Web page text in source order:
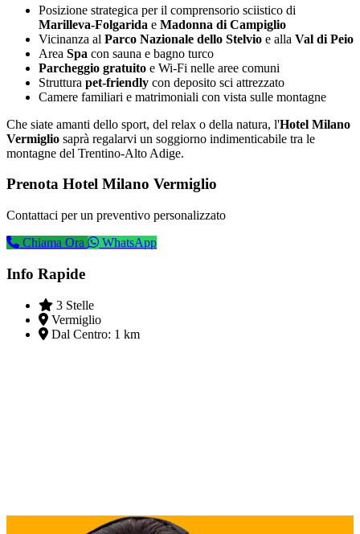
Posizione strategica per il comprensorio sciistico di
Marilleva-Folgarida e Madonna di Campiglio
Vicinanza al Parco Nazionale dello Stelvio e alla Val di Peio
Area Spa con sauna e bagno turco
Parcheggio gratuito e Wi-Fi nelle aree comuni
Struttura pet-friendly con deposito sci attrezzato
Camere familiari e matrimoniali con vista sulle montagne
Che siate amanti dello sport, del relax o della natura, l'Hotel Milano
Vermiglio saprà regalarvi un soggiorno indimenticabile tra le
montagne del Trentino-Alto Adige.
Prenota Hotel Milano Vermiglio
Contattaci per un preventivo personalizzato
Chiama Ora
WhatsApp
Info Rapide
3 Stelle
Vermiglio
Dal Centro: 1 km